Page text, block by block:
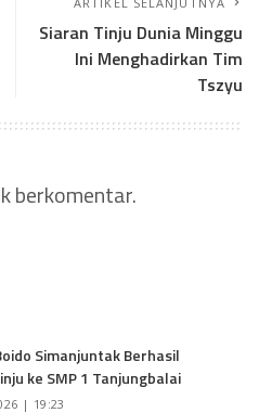
Siaran Tinju Dunia Minggu
Ini Menghadirkan Tim
Tszyu
berkomentar.
Simanjuntak Berhasil
ke SMP 1 Tanjungbalai
| 19:23